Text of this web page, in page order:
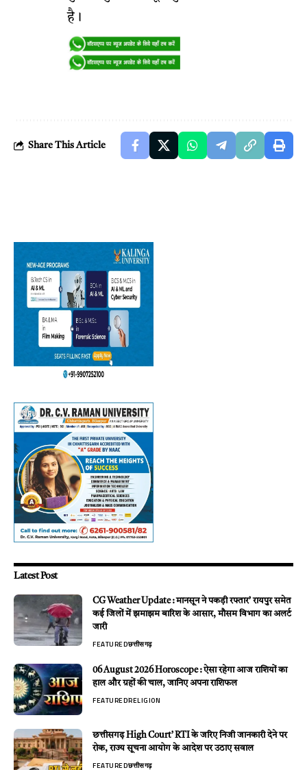
है।
Share This Article
Latest Post
CG Weather Update : मानसून ने पकड़ी रफ्तार’ रायपुर समेत
कई जिलों में झमाझम बारिश के आसार, मौसम विभाग का अलर्ट
जारी
FEATUREDछत्तीसगढ़
06 August 2026 Horoscope : ऐसा रहेगा आज राशियों का
हाल और ग्रहों की चाल, जानिए अपना राशिफल
FEATUREDRELIGION
छत्तीसगढ़ High Court’ RTI के जरिए निजी जानकारी देने पर
रोक, राज्य सूचना आयोग के आदेश पर उठाए सवाल
FEATUREDछत्तीसगढ़